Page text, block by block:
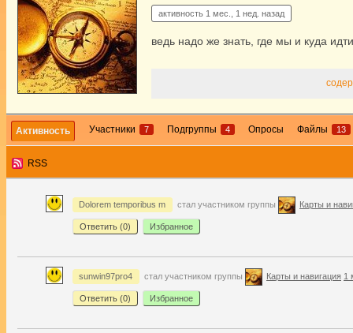
активность 1 мес., 1 нед. назад
ведь надо же знать, где мы и куда
Активность Участники 7 Подгруппы 4 Опросы Файлы 13
RSS
Dolorem temporibus m стал участником группы Карты и
Ответить (0) Избранное
sunwin97pro4 стал участником группы Карты и навигация 1
Ответить (0) Избранное